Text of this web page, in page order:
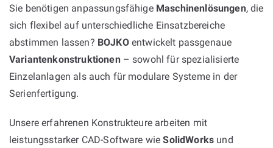
Sie benötigen anpassungsfähige Maschinenlösungen, die
sich flexibel auf unterschiedliche Einsatzbereiche
abstimmen lassen? BOJKOentwickelt passgenaue
Variantenkonstruktionen– sowohl für spezialisierte
Einzelanlagen als auch für modulare Systeme in der
Serienfertigung.
Unsere erfahrenen Konstrukteure arbeiten mit
leistungsstarker CAD-Software wieSolidWorks und